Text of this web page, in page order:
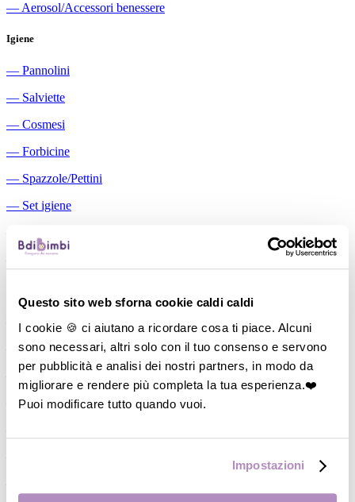
Questo sito web sforna cookie caldi caldi
I cookie 🍪 ci aiutano a ricordare cosa ti piace. Alcuni
sono necessari, altri solo con il tuo consenso e servono
per pubblicità e analisi dei nostri partners, in modo da
migliorare e rendere più completa la tua esperienza.❤️
Puoi modificare tutto quando vuoi.
Impostazioni
― Aerosol/Accessori benessere
Igiene
― Pannolini
― Salviette
― Cosmesi
― Forbicine
― Spazzole/Pettini
― Set igiene
Aspiratori nasali manuali
―
Cuscini allattamento
―Biberon
―
Tettarelle
―Succhietti